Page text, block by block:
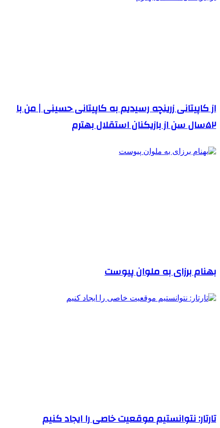
از کاپیتانی زرینچه رسیدیم به کاپیتانی حسینی | من با
۵۲سال سن از بازیکنان استقلال بهترم
بهنام برزای به ملوان پیوست
تارتار: نتوانستیم موقعیت خاصی را ایجاد کنیم